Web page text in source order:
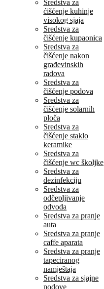
Sredstva za
ćišćenje kuhinje
visokog sjaja
Sredstva za
čišćenje kupaonica
Sredstva za
čišćenje nakon
građevinskih
radova
Sredstva za
čišćenje podova
Sredstva za
čišćenje solarnih
ploča
Sredstva za
čišćenje staklo
keramike
Sredstva za
čišćenje wc školjke
Sredstva za
dezinfekciju
Sredstva za
odčepljivanje
odvoda
Sredstva za pranje
auta
Sredstva za pranje
caffe aparata
Sredstva za pranje
tapeciranog
namještaja
Sredstva za sjajne
podove